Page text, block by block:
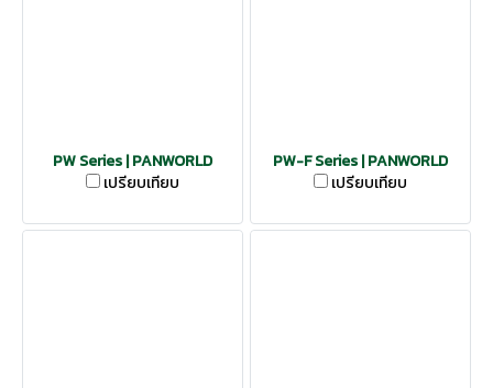
PW Series | PANWORLD
เปรียบเทียบ
PW-F Series | PANWORLD
เปรียบเทียบ